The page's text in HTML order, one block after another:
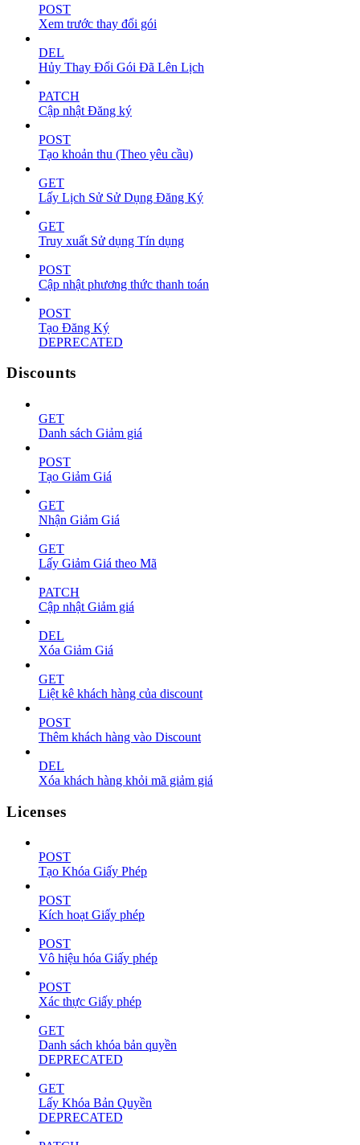
POST
Xem trước thay đổi gói
DEL
Hủy Thay Đổi Gói Đã Lên Lịch
PATCH
Cập nhật Đăng ký
POST
Tạo khoản thu (Theo yêu cầu)
GET
Lấy Lịch Sử Sử Dụng Đăng Ký
GET
Truy xuất Sử dụng Tín dụng
POST
Cập nhật phương thức thanh toán
POST
Tạo Đăng Ký
DEPRECATED
Discounts
GET
Danh sách Giảm giá
POST
Tạo Giảm Giá
GET
Nhận Giảm Giá
GET
Lấy Giảm Giá theo Mã
PATCH
Cập nhật Giảm giá
DEL
Xóa Giảm Giá
GET
Liệt kê khách hàng của discount
POST
Thêm khách hàng vào Discount
DEL
Xóa khách hàng khỏi mã giảm giá
Licenses
POST
Tạo Khóa Giấy Phép
POST
Kích hoạt Giấy phép
POST
Vô hiệu hóa Giấy phép
POST
Xác thực Giấy phép
GET
Danh sách khóa bản quyền
DEPRECATED
GET
Lấy Khóa Bản Quyền
DEPRECATED